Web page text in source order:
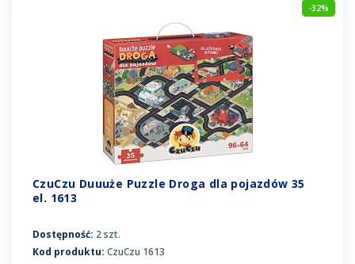
-32%
CzuCzu Duuuże Puzzle Droga dla pojazdów 35
el. 1613
Dostępność: 2 szt.
Kod produktu: CzuCzu 1613